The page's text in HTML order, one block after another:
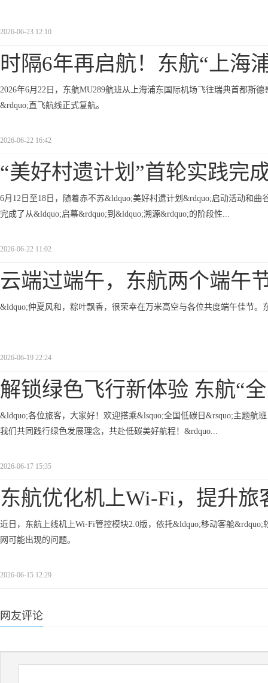
2026-06-23 12:10
时隔6年再启航！东航“上海
2026年6月22日，东航MU289航班从上海浦东国际机场飞往瑞典首都斯
&rdquo;直飞航线正式复航。
2026-06-22 16:42
“美好村遗计划”首轮实践完
6月12日至18日，随着赤不苏&ldquo;美好村遗计划&rdquo;启动活动和
完成了从&ldquo;启幕&rdquo;到&ldquo;溯源&rdquo;的阶段性...
2026-06-22 11:02
云端过端午，东航两个端午
&ldquo;仲夏风和，粽叶飘香，很荣幸在万米高空与各位共度端午佳节。
2026-06-19 22:24
解锁绿色飞行新体验 东航“
&ldquo;各位旅客，大家好！欢迎搭乘&lsquo;全国低碳日&rsquo;主题航
我们共同践行绿色发展理念，共赴低碳美好航程！&rdquo...
2026-06-17 15:35
东航优化机上Wi-Fi，提升旅
近日，东航上线机上Wi-Fi管控模块2.0版，依托&ldquo;移动客舱
网可能出现的问题。
2026-06-15 12:29
网友评论